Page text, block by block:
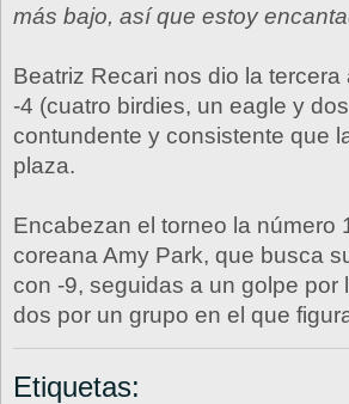
más bajo, así que estoy
Beatriz Recari nos dio la
-4 (cuatro birdies, un eagle y
contundente y consistente que
plaza.
Encabezan el torneo la número
coreana Amy Park, que busca
con -9, seguidas a un golpe
dos por un grupo en el que
Etiquetas: